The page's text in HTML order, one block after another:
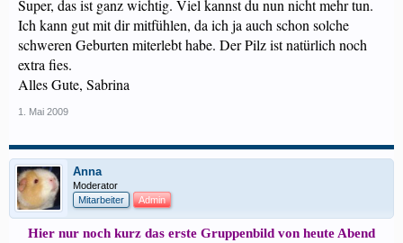
Super, das ist ganz wichtig. Viel kannst du nun nicht mehr tun.
Ich kann gut mit dir mitfühlen, da ich ja auch schon solche
schweren Geburten miterlebt habe. Der Pilz ist natürlich noch
extra fies.
Alles Gute, Sabrina
1. Mai 2009
Anna
Moderator
Mitarbeiter
Admin
Hier nur noch kurz das erste Gruppenbild von heute Abend